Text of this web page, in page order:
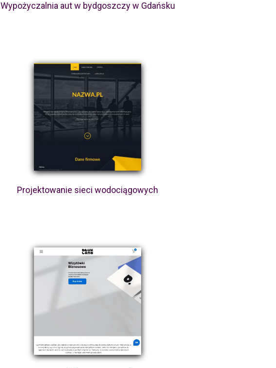
Wypożyczalnia aut w bydgoszczy w Gdańsku
Projektowanie sieci wodociągowych